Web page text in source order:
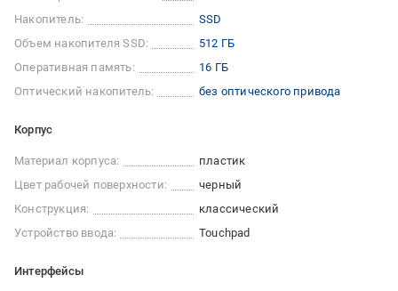
Накопитель:
SSD
Объем накопителя SSD:
512 ГБ
Оперативная память:
16 ГБ
Оптический накопитель:
без оптического привода
Корпус
Материал корпуса:
пластик
Цвет рабочей поверхности:
черный
Конструкция:
классический
Устройство ввода:
Touchpad
Интерфейсы